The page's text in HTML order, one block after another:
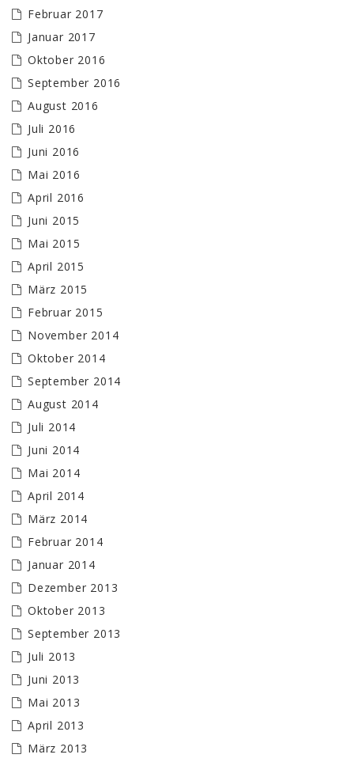
Februar 2017
Januar 2017
Oktober 2016
September 2016
August 2016
Juli 2016
Juni 2016
Mai 2016
April 2016
Juni 2015
Mai 2015
April 2015
März 2015
Februar 2015
November 2014
Oktober 2014
September 2014
August 2014
Juli 2014
Juni 2014
Mai 2014
April 2014
März 2014
Februar 2014
Januar 2014
Dezember 2013
Oktober 2013
September 2013
Juli 2013
Juni 2013
Mai 2013
April 2013
März 2013